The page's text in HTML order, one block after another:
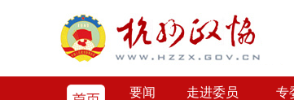
要闻 走进委员
专